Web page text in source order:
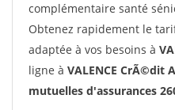
complémentaire santé
Obtenez rapidement le
adaptée à vos besoins à
ligne à VALENCE CrÃ©dit
mutuelles d'assurances